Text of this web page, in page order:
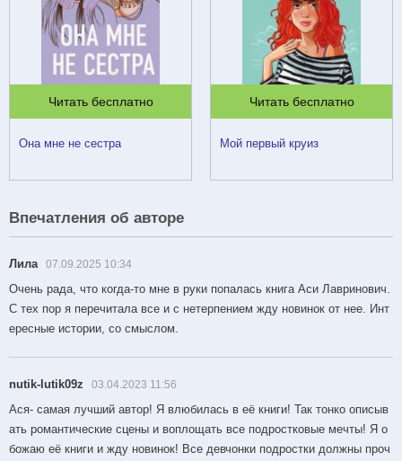
Читать бесплатно
Она мне не сестра
Читать бесплатно
Мой первый круиз
Впечатления об авторе
Лила 07.09.2025 10:34
Очень рада, что когда-то мне в руки попалась книга Аси Лавринович.
С тех пор я перечитала все и с нетерпением жду новинок от нее. Инт
ересные истории, со смыслом.
nutik-lutik09z 03.04.2023 11:56
Ася- самая лучший автор! Я влюбилась в её книги! Так тонко описыв
ать романтические сцены и воплощать все подростковые мечты! Я о
божаю её книги и жду новинок! Все девчонки подростки должны проч